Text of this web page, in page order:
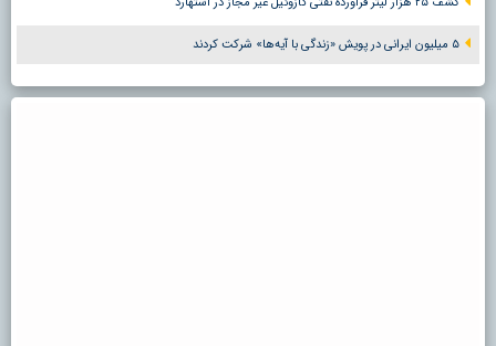
۵ میلیون ایرانی در پویش «زندگی با آیه‌ها» شرکت کردند